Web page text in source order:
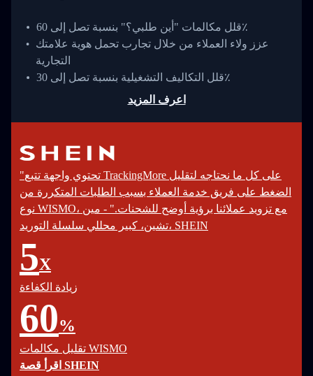
قلل مكالمات "أين طلبي؟" بنسبة تصل إلى 60٪
عزز ولاء العملاء من خلال تجارب تحمل هوية علامتك
التجارية
قلل التكاليف التشغيلية بنسبة تصل إلى 30٪
اعرف المزيد
"تحتوي واجهة تتبع TrackingMore على كل ما نحتاجه لتقليل
الضغط على فريق خدمة العملاء بسبب الطلبات المتكررة من
نوع WISMO، مع تزويد عملائنا برؤية أوضح للشحنات." - مين
تشين، كبير محللي سلسلة التوريد، SHEIN
5X
زيادة الكفاءة
60%
تقليل مكالمات WISMO
اقرأ قصة SHEIN